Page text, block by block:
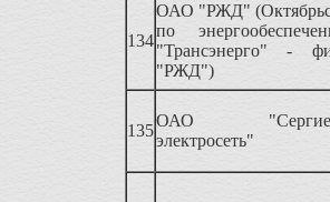
134
ОАО "РЖД"
по
"Трансэнерго" -
"РЖД")
135
ОАО "Сергиево-
электросеть"